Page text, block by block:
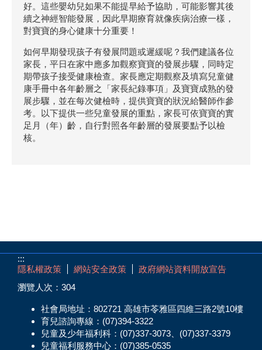
好。這些嬰幼兒如果不能提早給予協助，可能影響其後
續之神經智能發展，因此早期療育就像疾病治療一樣，
對寶寶的身心健康十分重要！
如何早期發現孩子有發展問題或遲緩呢？我們建議各位
家長，平日在家中應多加觀察寶寶的發展步驟，同時定
期帶孩子接受健康檢查。家長應定期觀察及填寫兒童健
康手冊中各年齡層之「家長紀錄事項」及寶寶成熟的發
展步驟，並在每次健檢時，提供寶寶的狀況給醫師作參
考。以下提供一些兒童發展的重點，家長可依寶寶的實
足月（年）齡，自行對照各年齡層的發展要點予以檢
核。
:::
隱私權政策
網站安全政策
政府網站資料開放宣告
瀏覽人次： 304
社會局地址：802721 高雄市苓雅區四維三路2號10樓
育兒諮詢專線：(07)394-3322
兒童及少年福利科：(07)337-3073、(07)337-3379
兒童福利服務中心：(07)385-0535